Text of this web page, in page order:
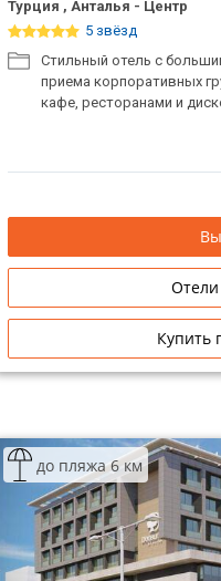
Турция , Анталья - Центр
5 звёзд
Стильный отель с
приема корпоративных
кафе, ресторанами и
Отели
Купить
до пляжа 6 км